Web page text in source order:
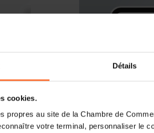
Détails
cookies.
propres au site de la Chambre de
votre terminal, personnaliser le